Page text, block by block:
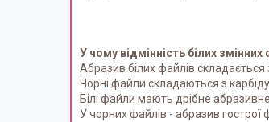
У чому відмінність білих змінних
Абразив білих файлів
Чорні файли складаються з
Білі файли мають дрібне
У чорних файлів - абразив